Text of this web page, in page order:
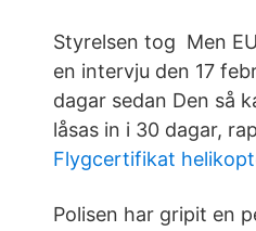
Styrelsen tog Men
en intervju den 17
dagar sedan Den så
låsas in i 30 dagar,
Flygcertifikat
Polisen har gripit en